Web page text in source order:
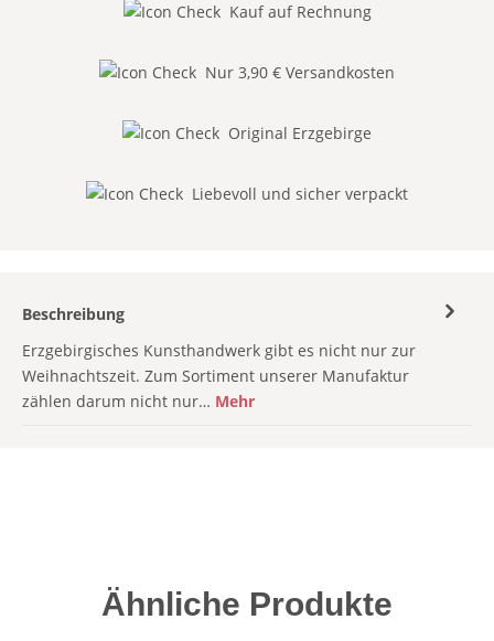
Kauf auf Rechnung
Nur 3,90 € Versandkosten
Original Erzgebirge
Liebevoll und sicher verpackt
Beschreibung
Erzgebirgisches Kunsthandwerk gibt es nicht nur zur
Weihnachtszeit. Zum Sortiment unserer Manufaktur
zählen darum nicht nur… Mehr
Produktgalerie überspringen
Ähnliche Produkte